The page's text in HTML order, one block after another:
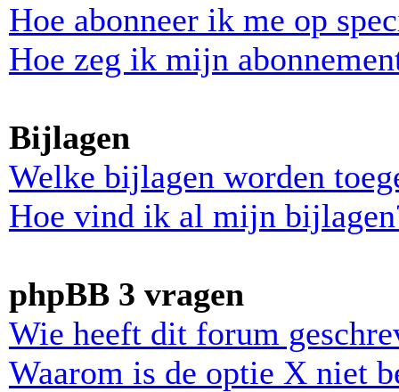
Hoe abonneer ik me op
Hoe zeg ik mijn
Bijlagen
Welke bijlagen worden
Hoe vind ik al mijn
phpBB 3 vragen
Wie heeft dit forum
Waarom is de optie X niet